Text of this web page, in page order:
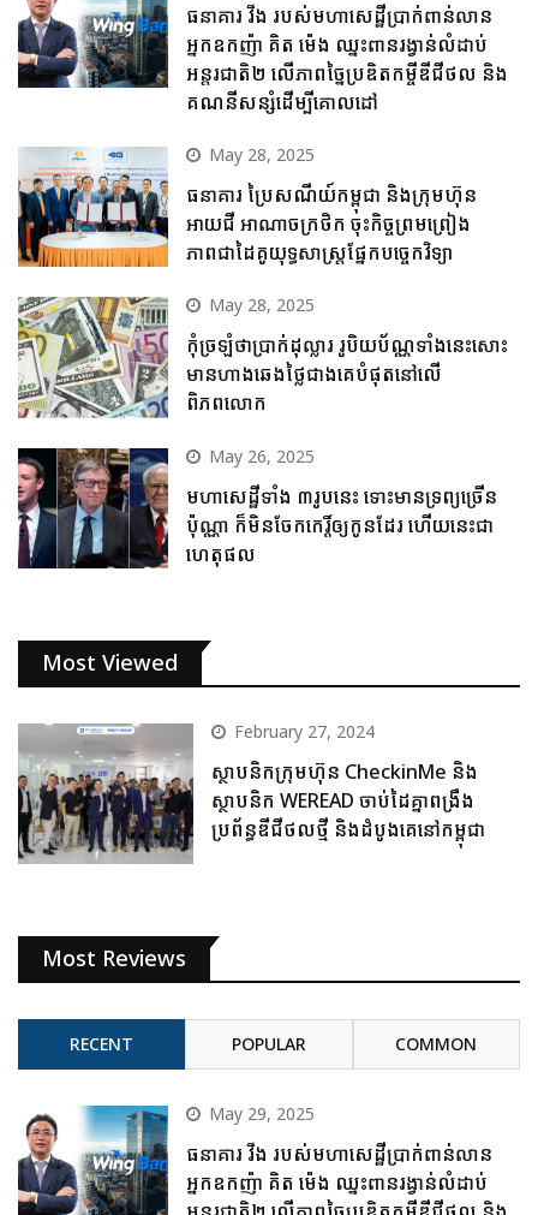
ធនាគារ វីង របស់មហាសេដ្ឋីប្រាក់ពាន់លាន
អ្នកឧកញ៉ា គិត ម៉េង ឈ្នះពានរង្វាន់លំដាប់
អន្តរជាតិ២ លើភាពច្នៃប្រឌិតកម្ចីឌីជីថល និង
គណនីសន្សំដើម្បីគោលដៅ
May 28, 2025
ធនាគារ ប្រៃសណីយ៍កម្ពុជា និងក្រុមហ៊ុន
អាយជី អាណាចក្រថិក ចុះកិច្ចព្រមព្រៀង
ភាពជាដៃគូយុទ្ធសាស្ត្រផ្នែកបច្ចេកវិទ្យា
May 28, 2025
កុំច្រឡំថាប្រាក់ដុល្លារ រូបិយប័ណ្ណទាំងនេះសោះ
មានហាងឆេងថ្លៃជាងគេបំផុតនៅលើ
ពិភពលោក
May 26, 2025
មហាសេដ្ឋីទាំង ៣រូបនេះ ទោះមានទ្រព្យច្រើន
ប៉ុណ្ណា ក៏មិនចែកកេរ្តិ៍ឲ្យកូនដែរ ហើយនេះជា
ហេតុផល
Most Viewed
February 27, 2024
ស្ថាបនិកក្រុមហ៊ុន CheckinMe និង
ស្ថាបនិក WEREAD ចាប់ដៃគ្នាពង្រឹង
ប្រព័ន្ធឌីជីថលថ្មី និងដំបូងគេនៅកម្ពុជា
Most Reviews
RECENT POPULAR COMMON
May 29, 2025
ធនាគារ វីង របស់មហាសេដ្ឋីប្រាក់ពាន់លាន
អ្នកឧកញ៉ា គិត ម៉េង ឈ្នះពានរង្វាន់លំដាប់